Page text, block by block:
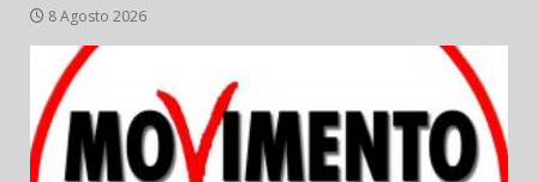
8 Agosto 2026